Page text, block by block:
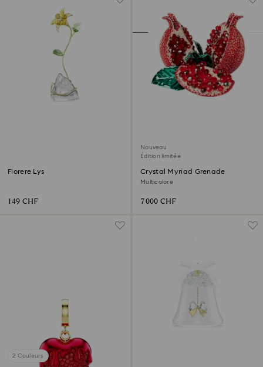
Florere Lys
149 CHF
Nouveau
Édition limitée
Crystal Myriad Grenade
Multicolore
7 000 CHF
2 Couleurs